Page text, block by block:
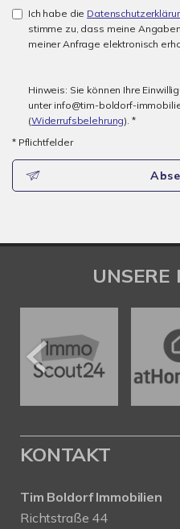
Ich habe die
stimme zu, dass meine
meiner Anfrage elektronisch
Hinweis: Sie können Ihre
unter info@tim-boldorf-
(Widerrufsbelehrung). *
* Pflichtfelder
UNSERE
KONTAKT
Tim Boldorf Immobilien
Richtstraße 44